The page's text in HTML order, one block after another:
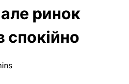
ринок
спокійно